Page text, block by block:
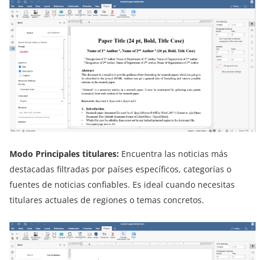
Modo Principales titulares: Encuentra las noticias más
destacadas filtradas por países específicos, categorías o
fuentes de noticias confiables. Es ideal cuando necesitas
titulares actuales de regiones o temas concretos.